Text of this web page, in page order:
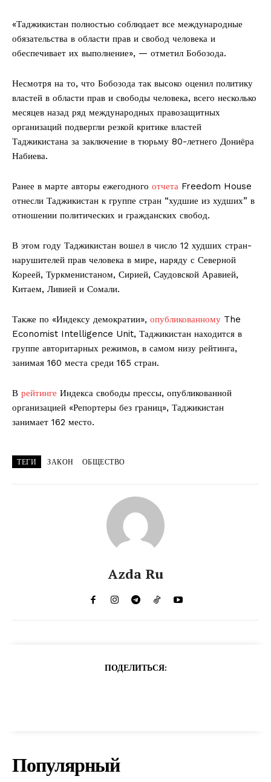
«Таджикистан полностью соблюдает все международные
обязательства в области прав и свобод человека и
обеспечивает их выполнение», — отметил Бобозода.
Несмотря на то, что Бобозода так высоко оценил политику
властей в области прав и свободы человека, всего несколько
месяцев назад ряд международных правозащитных
организаций подвергли резкой критике властей
Таджикистана за заключение в тюрьму 80-летнего Дониёра
Набиева.
Ранее в марте авторы ежегодного отчета Freedom House
отнесли Таджикистан к группе стран “худшие из худших” в
отношении политических и гражданских свобод.
В этом году Таджикистан вошел в число 12 худших стран-
нарушителей прав человека в мире, наряду с Северной
Кореей, Туркменистаном, Сирией, Саудовской Аравией,
Китаем, Ливией и Сомали.
Также по «Индексу демократии», опубликованному The
Economist Intelligence Unit, Таджикистан находится в
группе авторитарных режимов, в самом низу рейтинга,
занимая 160 места среди 165 стран.
В рейтинге Индекса свободы прессы, опубликованной
организацией «Репортеры без границ», Таджикистан
занимает 162 место.
ТЕГИ ЗАКОН ОБЩЕСТВО
Azda Ru
ПОДЕЛИТЬСЯ:
Популярный